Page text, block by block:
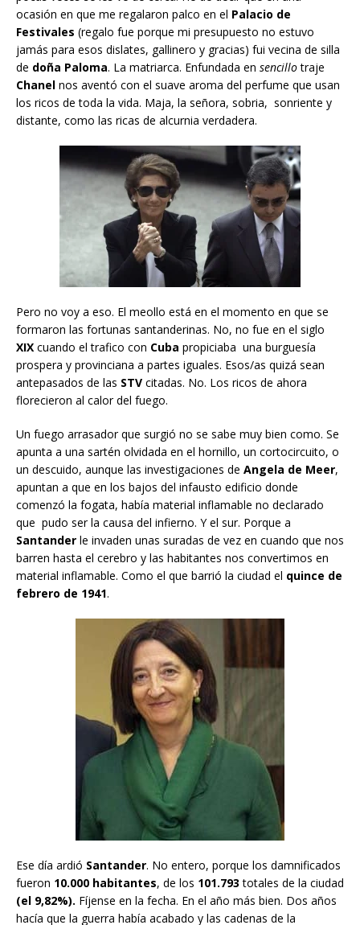
ocasión en que me regalaron palco en el Palacio de
Festivales (regalo fue porque mi presupuesto no estuvo
jamás para esos dislates, gallinero y gracias) fui vecina de silla
de doña Paloma. La matriarca. Enfundada en sencillotraje
Chanel nos aventó con el suave aroma del perfume que usan
los ricos de toda la vida. Maja, la señora, sobria, sonriente y
distante, como las ricas de alcurnia verdadera.
Pero no voy a eso. El meollo está en el momento en que se
formaron las fortunas santanderinas. No, no fue en el siglo
XIX cuando el trafico con Cuba propiciaba una burguesía
prospera y provinciana a partes iguales. Esos/as quizá sean
antepasados de las STV citadas. No. Los ricos de ahora
florecieron al calor del fuego.
Un fuego arrasador que surgió no se sabe muy bien como. Se
apunta a una sartén olvidada en el hornillo, un cortocircuito, o
un descuido, aunque las investigaciones de Angela de Meer,
apuntan a que en los bajos del infausto edificio donde
comenzó la fogata, había material inflamable no declarado
que pudo ser la causa del infierno. Y el sur. Porque a
Santander le invaden unas suradas de vez en cuando que nos
barren hasta el cerebro y las habitantes nos convertimos en
material inflamable. Como el que barrió la ciudad el quince de
febrero de 1941.
Ese día ardió Santander. No entero, porque los damnificados
fueron 10.000 habitantes, de los 101.793 totales de la ciudad
(el 9,82%). Fíjense en la fecha. En el año más bien. Dos años
hacía que la guerra había acabado y las cadenas de la